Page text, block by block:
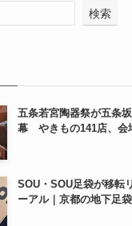
検索
五条若宮陶器祭が五条
幕 やきもの141店、会
SOU・SOU足袋が移転
ーアル｜京都の地下足